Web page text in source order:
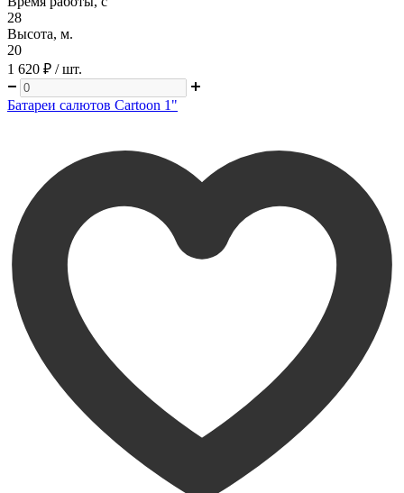
28
Высота, м.
20
1 620 ₽ / шт.
Батареи салютов Cartoon 1"